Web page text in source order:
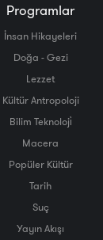
Programlar
İnsan Hikayeleri
Doğa - Gezi
Lezzet
Kültür Antropoloji
Bilim Teknoloji̇
Macera
Popüler Kültür
Tarih
Suç
Yayın Akışı